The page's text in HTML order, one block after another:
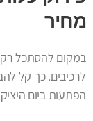
מחיר
במקום להסתכל
לרכיבים. כך קל
הפתעות ביום